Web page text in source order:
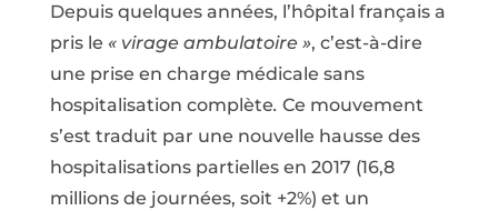
Depuis quelques années, l’hôpital français a
pris le « virage ambulatoire », c’est-à-dire
une prise en charge médicale sans
hospitalisation complète. Ce mouvement
s’est traduit par une nouvelle hausse des
hospitalisations partielles en 2017 (16,8
millions de journées, soit +2%) et un